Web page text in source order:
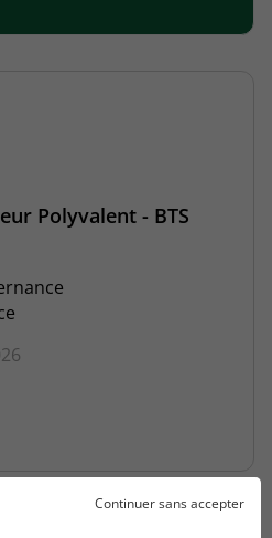
Polyvalent - BTS
Continuer sans accepter